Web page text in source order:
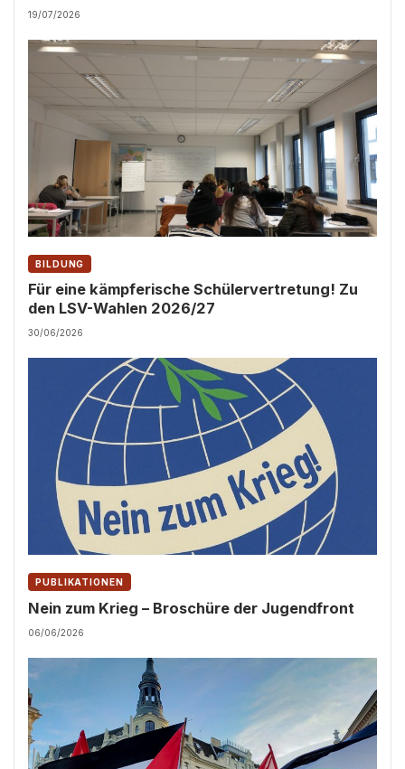
19/07/2026
BILDUNG
Für eine kämpferische Schülervertretung! Zu
den LSV-Wahlen 2026/27
30/06/2026
PUBLIKATIONEN
Nein zum Krieg – Broschüre der Jugendfront
06/06/2026